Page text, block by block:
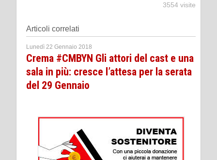
3554 visite
Articoli correlati
Lunedì 22 Gennaio 2018
Crema #CMBYN Gli attori del cast e una
sala in più: cresce l’attesa per la serata
del 29 Gennaio